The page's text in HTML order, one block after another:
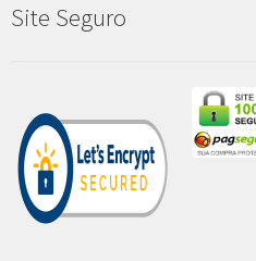
Site Seguro